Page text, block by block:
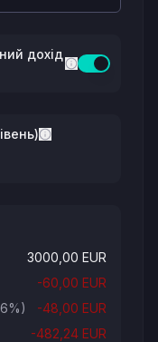
дохід
3000,00 EUR
-60,00 EUR
-48,00 EUR
-482,24 EUR